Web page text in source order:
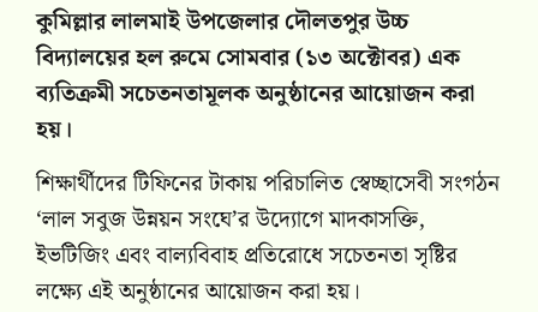
কুমিল্লার লালমাই উপজেলার দৌলতপুর উচ্চ
বিদ্যালয়ের হল রুমে সোমবার (১৩ অক্টোবর) এক
ব্যতিক্রমী সচেতনতামূলক অনুষ্ঠানের আয়োজন করা
হয়।
শিক্ষার্থীদের টিফিনের টাকায় পরিচালিত স্বেচ্ছাসেবী সংগঠন
‘লাল সবুজ উন্নয়ন সংঘে’র উদ্যোগে মাদকাসক্তি,
ইভটিজিং এবং বাল্যবিবাহ প্রতিরোধে সচেতনতা সৃষ্টির
লক্ষ্যে এই অনুষ্ঠানের আয়োজন করা হয়।